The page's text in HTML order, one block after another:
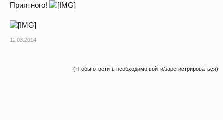
Приятного!
11.03.2014
(Чтобы ответить необходимо войти/зарегистрироваться)